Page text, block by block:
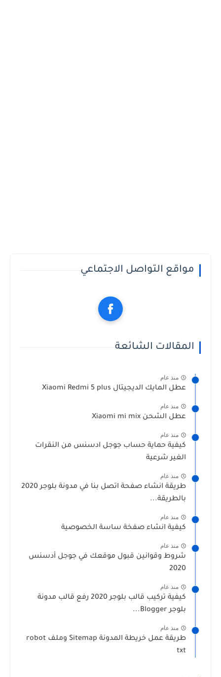
مواقع التواصل الاجتماعي
المقالات الشائعة
منذ عام
عطل المايك الديجيتال Xiaomi Redmi 5 plus
منذ عام
عطل الشحن Xiaomi mi mix
منذ عام
كيفية حماية حساب جوجل ادسنس من النقرات
الغير شرعية
منذ عام
طريقة انشاء صفحة اتصل بنا في مدونة بلوجر 2020
بالطريقة...
منذ عام
كيفية انشاء صفخة ساسة الخصوصية
منذ عام
شروط وقوانين قبول موقعك في جوجل أدسنس
2020
منذ عام
كيفية تركيب قالب بلوجر 2020 رفع قالب مدونة
بلوجر Blogger...
منذ عام
طريقة عمل خريطة المدونة Sitemap وملف robot
txt